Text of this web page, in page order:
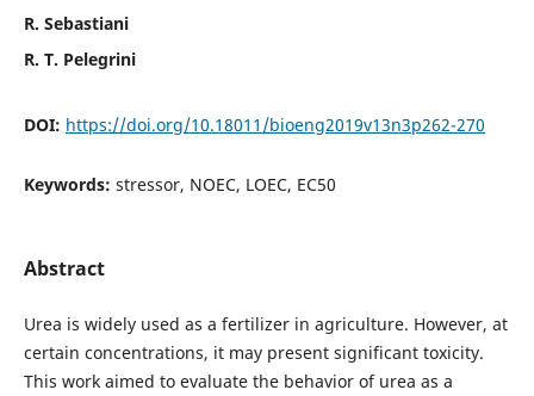
R. Sebastiani
R. T. Pelegrini
DOI: https://doi.org/10.18011/bioeng2019v13n3p262-270
Keywords: stressor, NOEC, LOEC, EC50
Abstract
Urea is widely used as a fertilizer in agriculture. However, at
certain concentrations, it may present significant toxicity.
This work aimed to evaluate the behavior of urea as a